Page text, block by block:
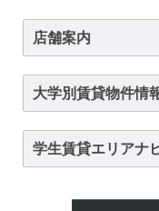
店舗案内
大学別賃貸物件情
学生賃貸エリアナ